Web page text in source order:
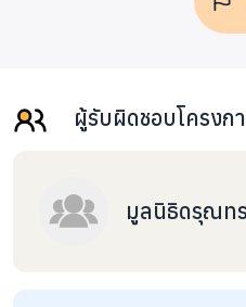
ผู้รับผิดชอบโครงก
มูลนิธิดรุณทร